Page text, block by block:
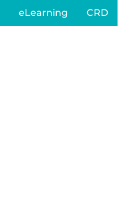
eLearning CRD